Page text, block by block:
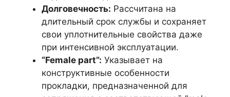
Долговечность: Рассчитана на
длительный срок службы и сохраняет
свои уплотнительные свойства даже
при интенсивной эксплуатации.
“Female part”: Указывает на
конструктивные особенности
прокладки, предназначенной для